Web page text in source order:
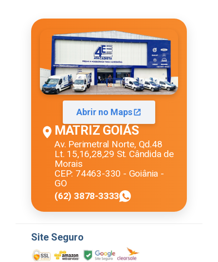
Abrir no Maps
MATRIZ GOIÁS
Av. Perimetral Norte, Qd.48
Lt. 15,16,28,29 St. Cândida de
Morais
CEP: 74463-330 - Goiânia -
GO
(62) 3878-3333
Site Seguro